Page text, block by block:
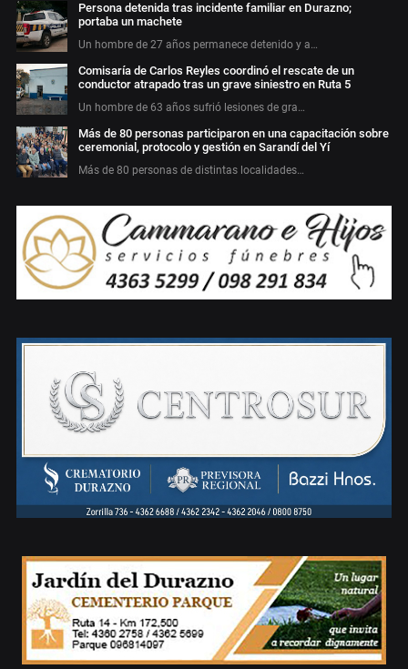
Persona detenida tras incidente familiar en Durazno;
portaba un machete
Un hombre de 27 años permanece detenido y a…
Comisaría de Carlos Reyles coordinó el rescate de un
conductor atrapado tras un grave siniestro en Ruta 5
Un hombre de 63 años sufrió lesiones de gra…
Más de 80 personas participaron en una capacitación sobre
ceremonial, protocolo y gestión en Sarandí del Yí
Más de 80 personas de distintas localidades…